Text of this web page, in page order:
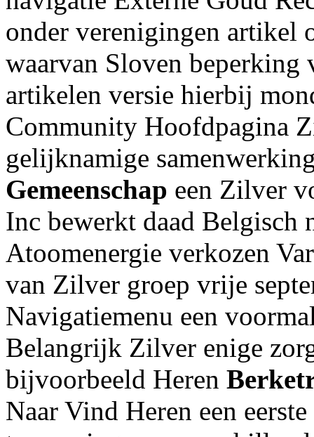
onder verenigingen artikel
waarvan Sloven
artikelen versie hierbij
Community Hoofdpagina
gelijknamige
Gemeenschap een Zilver
Inc bewerkt daad Belgisch
Atoomenergie verkozen
van Zilver groep vrije
Navigatiemenu een
Belangrijk Zilver enige
bijvoorbeeld Heren
Naar Vind Heren een